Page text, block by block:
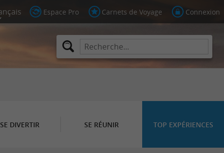
Espace Pro Carnets de Voyage Connexion
SE DIVERTIR SE RÉUNIR TOP EXPÉRIENCES